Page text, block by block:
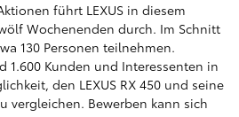
führt LEXUS in diesem
Wochenenden durch. Im Schnitt
130 Personen teilnehmen.
1.600 Kunden und Interessenten in
den LEXUS RX 450 und seine
vergleichen. Bewerben kann sich